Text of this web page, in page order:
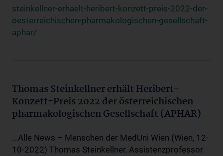
steinkellner-erhaelt-heribert-konzett-preis-2022-der-
oesterreichischen-pharmakologischen-gesellschaft-
aphar/
Thomas Steinkellner erhält Heribert-
Konzett-Preis 2022 der österreichischen
pharmakologischen Gesellschaft (APHAR)
...Alle News – Menschen der MedUni Wien (Wien, 12-
10-2022) Thomas Steinkellner, Assistenzprofessor